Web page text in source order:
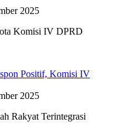
2025
Komisi IV DPRD
Positif, Komisi IV
2025
Rakyat Terintegrasi